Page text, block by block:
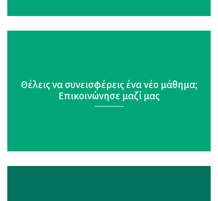
Θέλεις να συνεισφέρεις ένα νέο μάθημα;
Επικοινώνησε μαζί μας